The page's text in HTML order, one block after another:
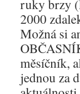
ruky brzy
2000
Možná si
měsíčník,
jednou za